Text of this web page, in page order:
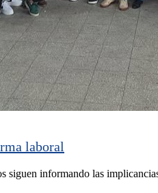
laboral
siguen informando las